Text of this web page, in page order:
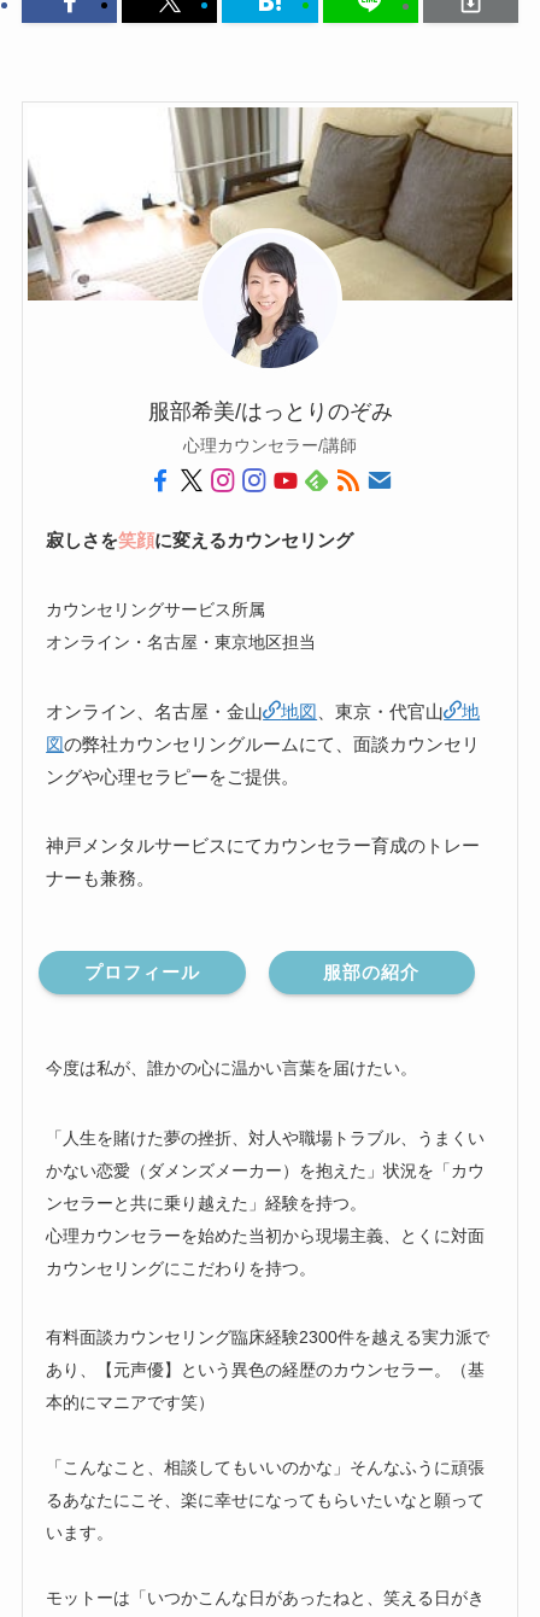
服部希美/はっとりのぞみ
心理カウンセラー/講師
寂しさを笑顔に変えるカウンセリング
カウンセリングサービス所属
オンライン・名古屋・東京地区担当
オンライン、名古屋・金山 地図 、東京・代官山
地
図の弊社カウンセリングルームにて、面談カウンセリ
ングや心理セラピーをご提供。
神戸メンタルサービスにてカウンセラー育成のトレー
ナーも兼務。
プロフィール 服部の紹介
今度は私が、誰かの心に温かい言葉を届けたい。
「人生を賭けた夢の挫折、対人や職場トラブル、うまくい
かない恋愛（ダメンズメーカー）を抱えた」状況を「カウ
ンセラーと共に乗り越えた」経験を持つ。
心理カウンセラーを始めた当初から現場主義、とくに対面
カウンセリングにこだわりを持つ。
有料面談カウンセリング臨床経験2300件を越える実力派で
あり、【元声優】という異色の経歴のカウンセラー。（基
本的にマニアです笑）
「こんなこと、相談してもいいのかな」そんなふうに頑張
るあなたにこそ、楽に幸せになってもらいたいなと願って
います。
モットーは「いつかこんな日があったねと、笑える日がき